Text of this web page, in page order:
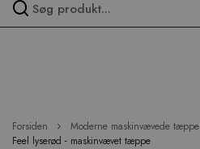
Forsiden
Moderne maskinvævede tæppe
Feel lyserød - maskinvævet tæppe